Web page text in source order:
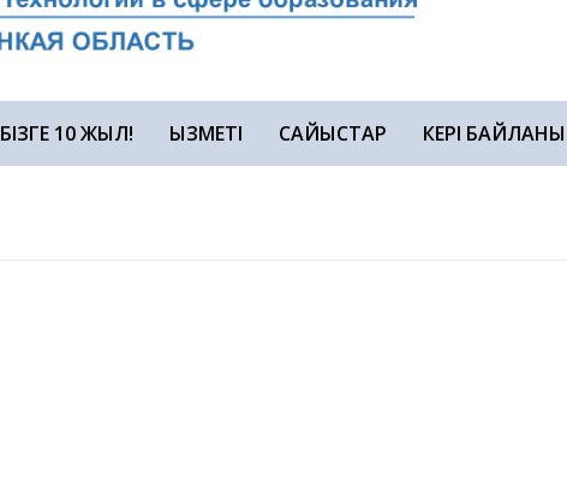
БІЗГЕ 10 ЖЫЛ! ҚЫЗМЕТІ САЙЫСТАР КЕРІ